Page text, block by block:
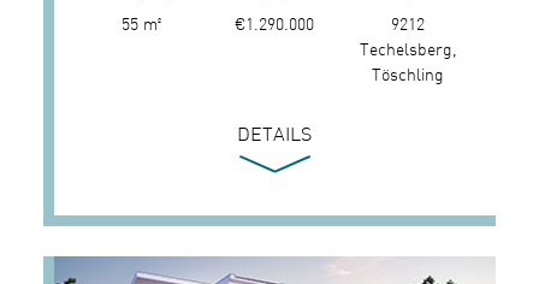
55 m² €1.290.000
9212
Techelsberg,
Töschling
DETAILS